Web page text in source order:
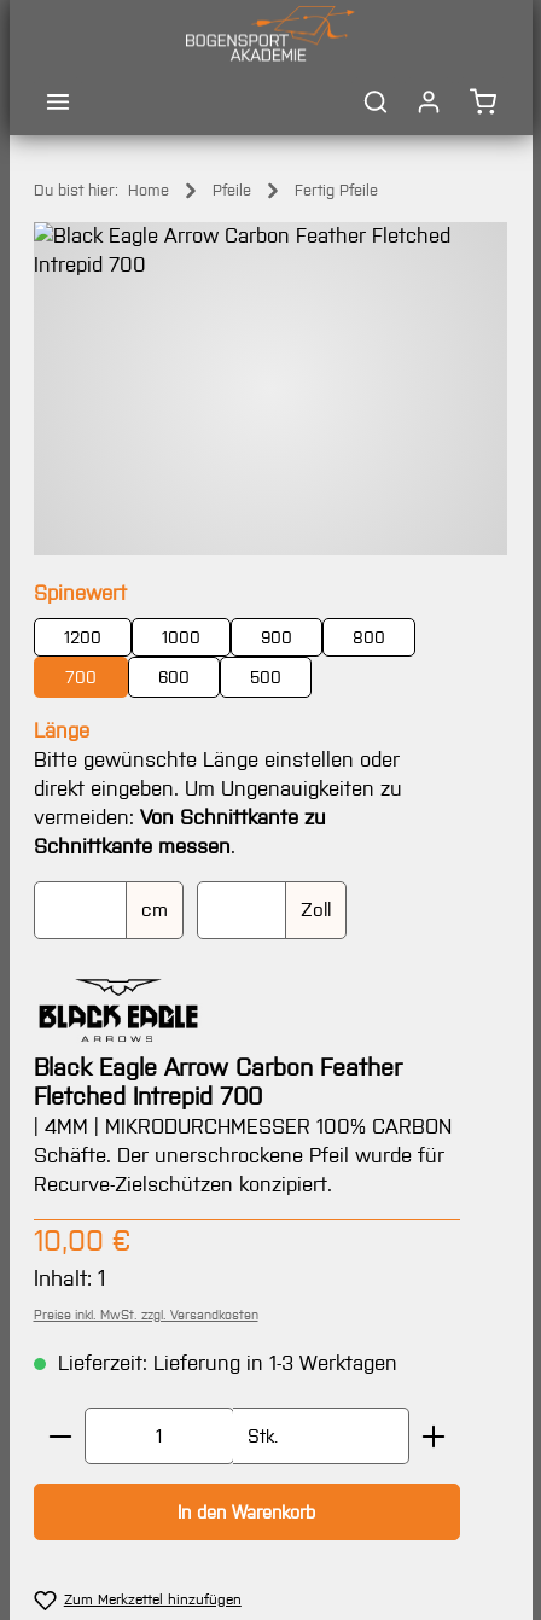
Du bist hier: Home Pfeile Fertig Pfeile
Bildergalerie überspringen
Spinewertauswählen
1200 1000 900
800
700
600 500
Länge
Bitte gewünschte Länge einstellen oder
direkt eingeben. Um Ungenauigkeiten zu
vermeiden: Von Schnittkante zu
Schnittkante messen.
cm Zoll
Black Eagle Arrow Carbon Feather
Fletched Intrepid 700
| 4MM | MIKRODURCHMESSER 100% CARBON
Schäfte. Der unerschrockene Pfeil wurde für
Recurve-Zielschützen konzipiert.
Regulärer Preis:
10,00 €
Inhalt: 1
Preise inkl. MwSt. zzgl. Versandkosten
Lieferzeit: Lieferung in 1-3 Werktagen
Produkt Anzahl: Gib den gewünschten Wert ein
Stk.
In den Warenkorb
Zum Merkzettel hinzufügen